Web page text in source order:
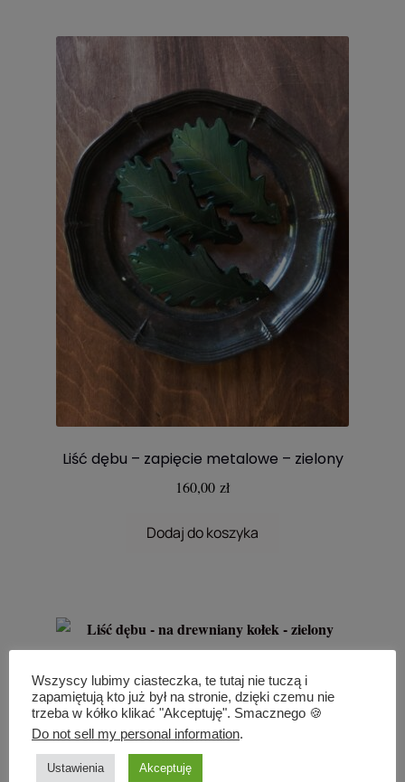
Liść dębu – zapięcie metalowe – zielony
160,00 zł
Dodaj do koszyka
Liść dębu – na drewniany kołek – zielony
160,00zł
Dodaj do koszyka
Wszyscy lubimy ciasteczka, te tutaj nie tuczą i
zapamiętują kto już był na stronie, dzięki czemu nie
trzeba w kółko klikać "Akceptuję". Smacznego 🍪
Do not sell my personal information.
Ustawienia Akceptuję